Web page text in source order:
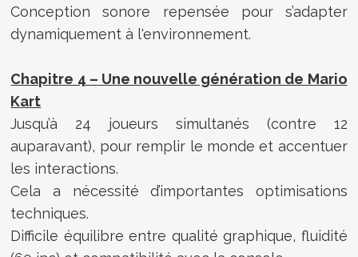
Conception sonore repensée pour s’adapter
dynamiquement à l'environnement.
Chapitre 4 – Une nouvelle génération de Mario
Kart
Jusqu’à 24 joueurs simultanés (contre 12
auparavant), pour remplir le monde et accentuer
les interactions.
Cela a nécessité d’importantes optimisations
techniques.
Difficile équilibre entre qualité graphique, fluidité